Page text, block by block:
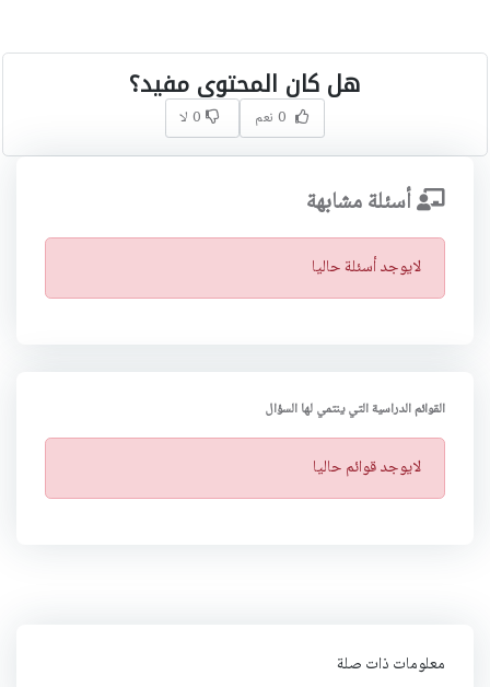
هل كان المحتوى مفيد؟
0 نعم 0 لا
أسئلة مشابهة
ت
ن
لايوجد أسئلة حاليا
القوائم الدراسية التي ينتمي لها السؤال
ت
ن
لايوجد قوائم حاليا
معلومات ذات صلة